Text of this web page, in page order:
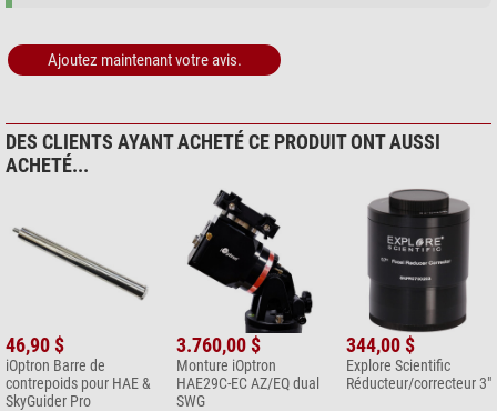
alignement polaire simple et précis
double support stable (modèles Vixen et Losmandy)
Mémoire de position et d'orientation désactivable
Connexion autoguiding ST-4 intégrée
Connexion USB pour les mises à jour du micrologiciel et le contrôle par
Mallette de transport en aluminium
Base de données
212.000
Ajoutez maintenant votre avis.
DES CLIENTS AYANT ACHETÉ CE PRODUIT ONT AUSSI
ACHETÉ...
46,90 $
iOptron Barre de
contrepoids pour HAE &
SkyGuider Pro
3.760,00 $
Monture iOptron
HAE29C-EC AZ/EQ dual
SWG
344,00 $
Explore Scientific
Réducteur/correcteur 3"